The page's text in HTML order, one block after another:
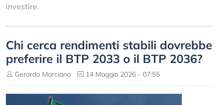
investire.
Chi cerca rendimenti stabili dovrebbe
preferire il BTP 2033 o il BTP 2036?
Gerardo Marciano 14 Maggio 2026 - 07:55